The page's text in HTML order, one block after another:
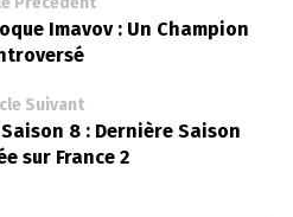
Imavov : Un Champion
Suivant
8 : Dernière Saison
sur France 2